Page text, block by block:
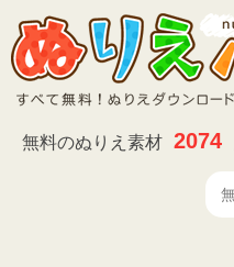
無料のぬりえ素材 2074